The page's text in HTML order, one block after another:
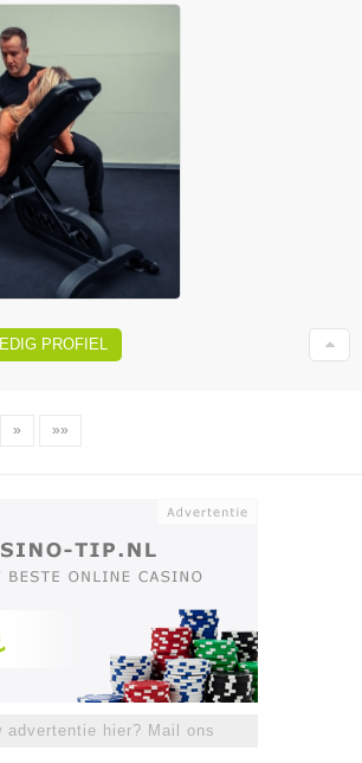
PROFIEL
» »»
advertentie hier? Mail ons